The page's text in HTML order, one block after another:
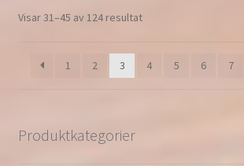
Visar 31–45 av 124 resultat
1 2 3 4 5 6 7
Produktkategorier